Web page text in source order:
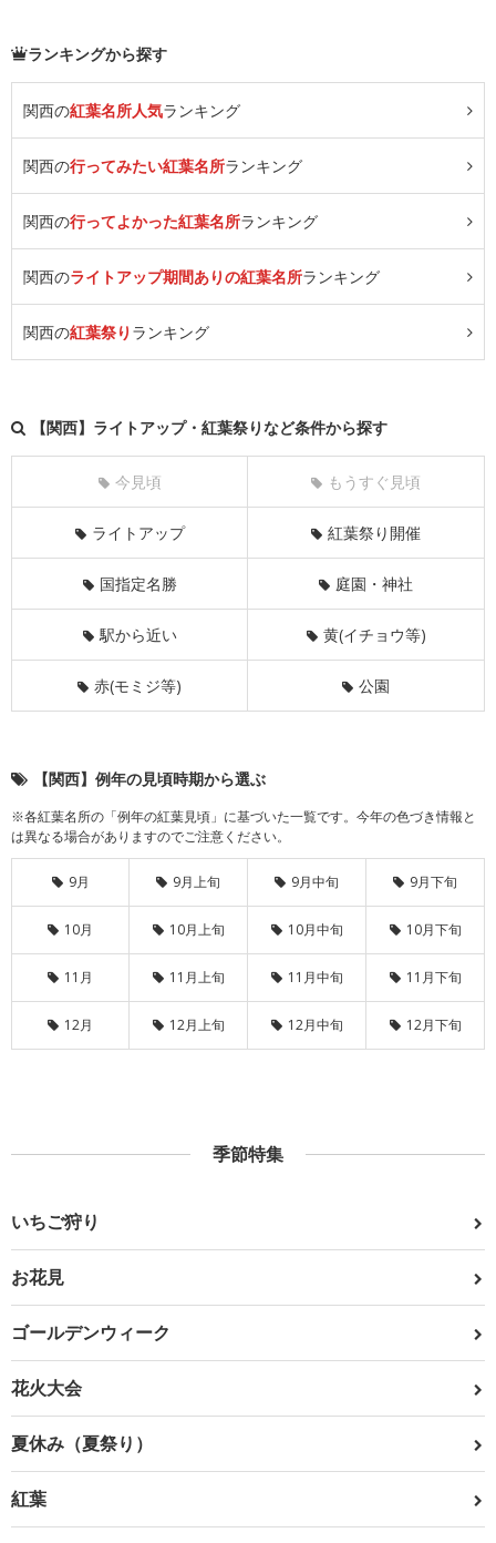
ランキングから探す
関西の紅葉名所人気ランキング
関西の行ってみたい紅葉名所ランキング
関西の行ってよかった紅葉名所ランキング
関西のライトアップ期間ありの紅葉名所ランキング
関西の紅葉祭り ランキング
【関西】ライトアップ・紅葉祭りなど条件から探す
今見頃 もうすぐ見頃
ライトアップ 紅葉祭り開催
国指定名勝 庭園・神社
駅から近い 黄(イチョウ等)
赤(モミジ等) 公園
【関西】例年の見頃時期から選ぶ
※各紅葉名所の「例年の紅葉見頃」に基づいた一覧です。今年の色づき情報と
は異なる場合がありますのでご注意ください。
9月 9月上旬 9月中旬 9月下旬
10月 10月上旬 10月中旬 10月下旬
11月 11月上旬 11月中旬 11月下旬
12月 12月上旬 12月中旬 12月下旬
季節特集
いちご狩り
お花見
ゴールデンウィーク
花火大会
夏休み（夏祭り）
紅葉